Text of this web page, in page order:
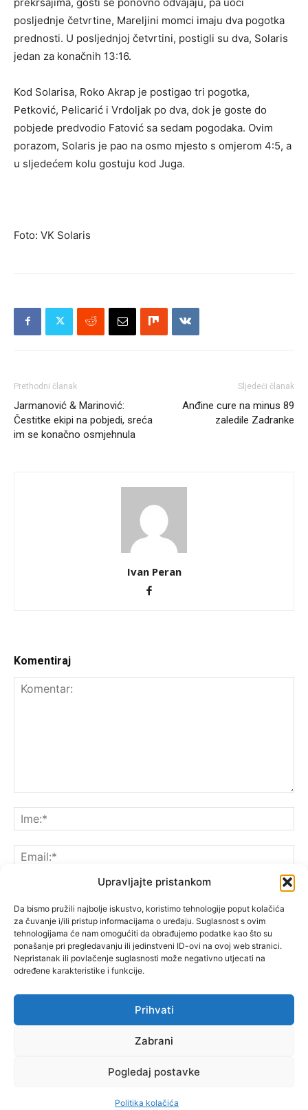
Upravljajte pristankom
Da bismo pružili najbolje iskustvo, koristimo tehnologije poput kolačića
za čuvanje i/ili pristup informacijama o uređaju. Suglasnost s ovim
tehnologijama će nam omogućiti da obrađujemo podatke kao što su
ponašanje pri pregledavanju ili jedinstveni ID-ovi na ovoj web stranici.
Nepristanak ili povlačenje suglasnosti može negativno utjecati na
određene karakteristike i funkcije.
Prihvati
Zabrani
Pogledaj postavke
Politika kolačića
posljednje četvrtine, Mareljini momci imaju dva pogotka
prednosti. U posljednjoj četvrtini, postigli su dva, Solaris
jedan za konačnih 13:16.
Kod Solarisa, Roko Akrap je postigao tri pogotka,
Petković, Pelicarić i Vrdoljak po dva, dok je goste do
pobjede predvodio Fatović sa sedam pogodaka. Ovim
porazom, Solaris je pao na osmo mjesto s omjerom 4:5, a
u sljedećem kolu gostuju kod Juga.
Foto: VK Solaris
Prethodni članak
Jarmanović & Marinović:
Čestitke ekipi na pobjedi, sreća
im se konačno osmjehnula
Sljedeći članak
Anđine cure na minus 89
zaledile Zadranke
Ivan Peran
Komentiraj
Spremite moje ime, e-poštu i web-lokaciju u ovom
pregledniku sljedeći put kada komentarirate.